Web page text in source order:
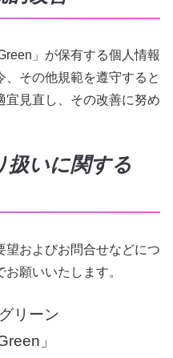
」が保有する個人情報
その他規範を遵守すると
宜見直し、その改善に努め
扱いに関する
望およびお問合せなどにつ
願いいたします。
リーン
」